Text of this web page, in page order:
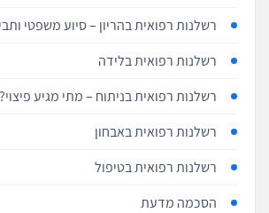
רשלנות רפואית בהריון – סיוע משפטי
רשלנות רפואית בלידה
רשלנות רפואית בניתוח – מתי מגיע פיצוי?
רשלנות רפואית באבחון
רשלנות רפואית בטיפול
הסכמה מדעת